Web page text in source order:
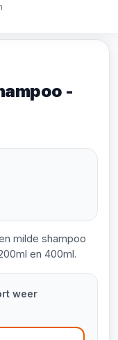
-
milde shampoo
en 400ml.
weer